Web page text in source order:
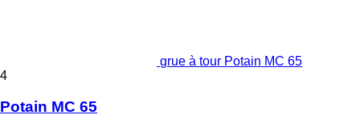
grue à tour Potain MC 65
4
Potain MC 65